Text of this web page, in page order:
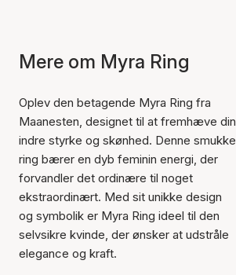
Mere om Myra Ring
Oplev den betagende Myra Ring fra
Maanesten, designet til at fremhæve din
indre styrke og skønhed. Denne smukke
ring bærer en dyb feminin energi, der
forvandler det ordinære til noget
ekstraordinært. Med sit unikke design
og symbolik er Myra Ring ideel til den
selvsikre kvinde, der ønsker at udstråle
elegance og kraft.